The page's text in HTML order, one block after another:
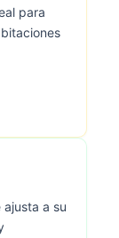
para
ajusta a su